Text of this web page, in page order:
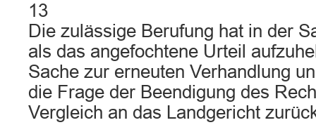
13
Die zulässige Berufung hat in der
als das angefochtene Urteil
Sache zur erneuten Verhandlung
die Frage der Beendigung des
Vergleich an das Landgericht